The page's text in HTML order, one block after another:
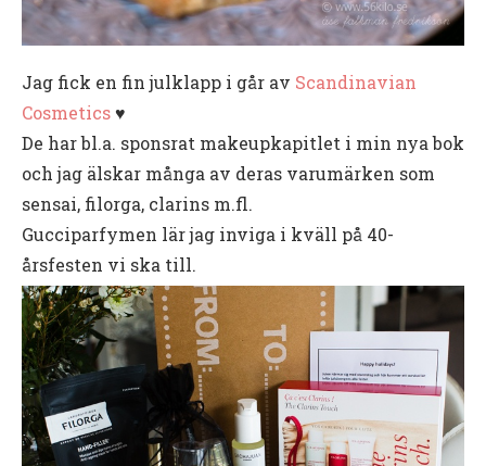
Jag fick en fin julklapp i går av Scandinavian
Cosmetics♥
De har bl.a. sponsrat makeupkapitlet i min nya bok
och jag älskar många av deras varumärken som
sensai, filorga, clarins m.fl.
Gucciparfymen lär jag inviga i kväll på 40-
årsfesten vi ska till.